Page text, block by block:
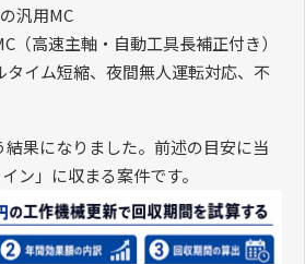
汎用MC
（高速主軸・自動工具長補正付き）
タイム短縮、夜間無人運転対応、不
結果になりました。前述の目安に当
ン」に収まる案件です。